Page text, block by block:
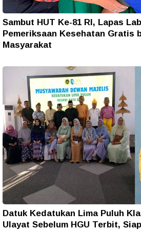
Sambut HUT Ke-81 RI, Lapas
Pemeriksaan Kesehatan Gratis
Masyarakat
Datuk Kedatukan Lima Puluh
Ulayat Sebelum HGU Terbit,